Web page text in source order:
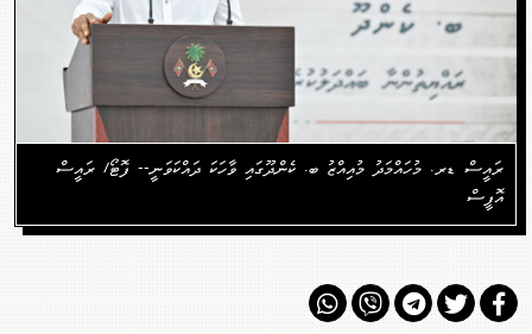
ރައީސް ޑރ. މުހައްމަދު މުއިއްޒު ބ. ކެންދޫގައި ވާހަކަ ދައްކަވަނީ-- ފޮޓޯ/ ރައީސް
އޮފީސް